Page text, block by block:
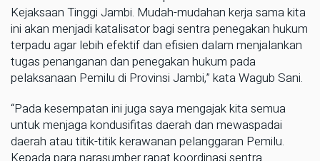
Kejaksaan Tinggi Jambi. Mudah-mudahan kerja sama kita
ini akan menjadi katalisator bagi sentra penegakan hukum
terpadu agar lebih efektif dan efisien dalam menjalankan
tugas penanganan dan penegakan hukum pada
pelaksanaan Pemilu di Provinsi Jambi,” kata Wagub Sani.
“Pada kesempatan ini juga saya mengajak kita semua
untuk menjaga kondusifitas daerah dan mewaspadai
daerah atau titik-titik kerawanan pelanggaran Pemilu.